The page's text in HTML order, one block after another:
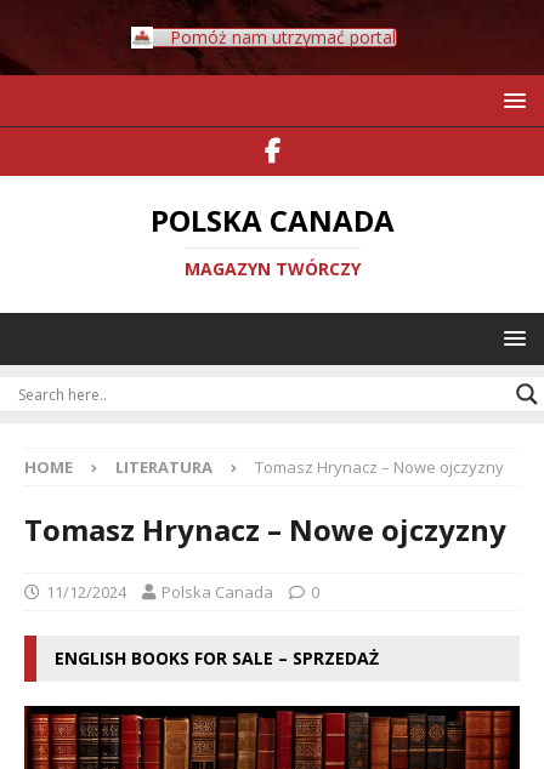
Pomóż nam utrzymać portal
POLSKA CANADA
MAGAZYN TWÓRCZY
HOME LITERATURA Tomasz Hrynacz – Nowe ojczyzny
Tomasz Hrynacz – Nowe ojczyzny
11/12/2024 Polska Canada 0
ENGLISH BOOKS FOR SALE – SPRZEDAŻ